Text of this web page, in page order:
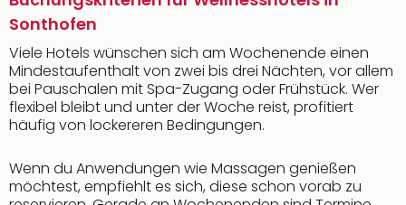
Sonthofen
Viele Hotels wünschen sich am Wochenende einen
Mindestaufenthalt von zwei bis drei Nächten, vor allem
bei Pauschalen mit Spa-Zugang oder Frühstück. Wer
flexibel bleibt und unter der Woche reist, profitiert
häufig von lockereren Bedingungen.
Wenn du Anwendungen wie Massagen genießen
möchtest, empfiehlt es sich, diese schon vorab zu